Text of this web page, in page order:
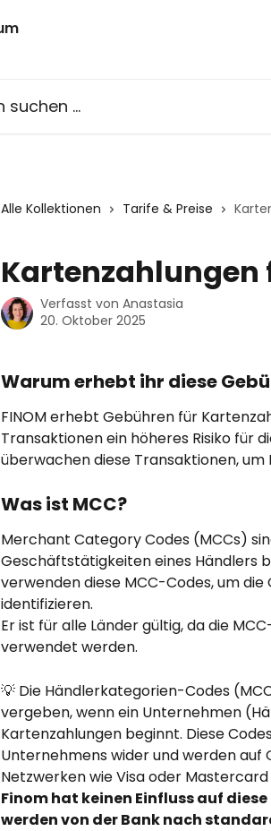
Alle Kollektionen Tarife & Preise
Kartenzahlungen
Verfasst von Anastasia
20. Oktober 2025
Warum erhebt ihr diese
FINOM erhebt Gebühren für
Transaktionen ein höheres Risiko für
überwachen diese Transaktionen, um
Was ist MCC?
Merchant Category Codes (MCCs)
Geschäftstätigkeiten eines Händlers
verwenden diese MCC-Codes, um
identifizieren.
Er ist für alle Länder gültig, da die
verwendet werden.
💡 Die Händlerkategorien-Codes
vergeben, wenn ein Unternehmen
Kartenzahlungen beginnt. Diese
Unternehmens wider und werden
Netzwerken wie Visa oder
Finom hat keinen Einfluss auf
werden von der Bank nach